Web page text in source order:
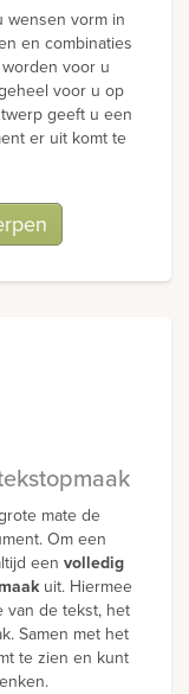
wensen vorm in
en combinaties
voor u
voor u op
geeft u een
er uit komt te
mate de
Om een
een volledig
uit. Hiermee
van de tekst, het
Samen met het
te zien en kunt